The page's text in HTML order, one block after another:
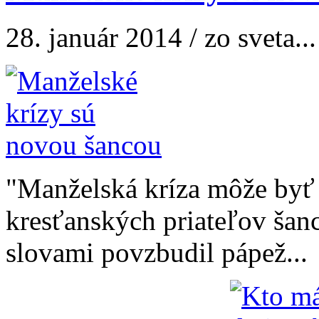
28. január 2014 / zo sveta...
"Manželská kríza môže
kresťanských priateľov
slovami povzbudil pápež...